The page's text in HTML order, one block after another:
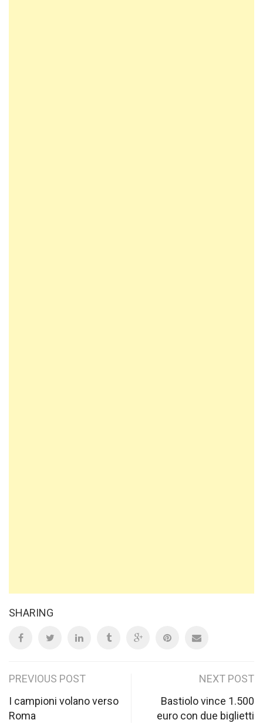
SHARING
Post
navigation
PREVIOUS POST
I campioni volano verso
Roma
NEXT POST
Bastiolo vince 1.500
euro con due biglietti